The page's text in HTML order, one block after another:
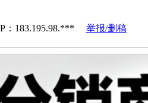
：183.195.98.*** 举报/删稿